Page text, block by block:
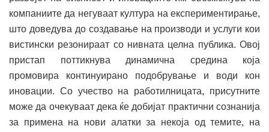
компаниите да негуваат култура на експериментирање,
што доведува до создавање на производи и услуги кои
вистински резонираат со нивната целна публика. Овој
пристап поттикнува динамична средина која
промовира континуирано подобрување и води кон
иновации. Со учество на работилницата, присутните
може да очекуваат дека ќе добијат практични сознанија
за примена на нови алатки за некоја од темите, на